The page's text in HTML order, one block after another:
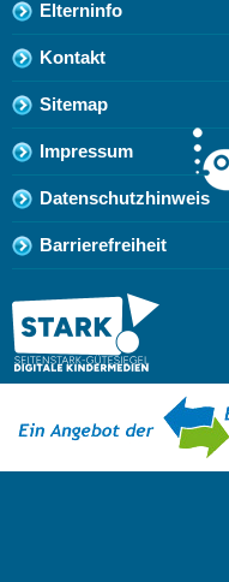
Elterninfo
Kontakt
Sitemap
Impressum
Datenschutzhinweis
Barrierefreiheit